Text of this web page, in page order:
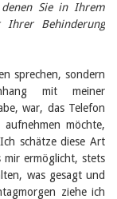
denen Sie in Ihrem
Ihrer Behinderung
sprechen, sondern
mit meiner
war, das Telefon
möchte,
schätze diese Art
mir ermöglicht, stets
was gesagt und
ziehe ich